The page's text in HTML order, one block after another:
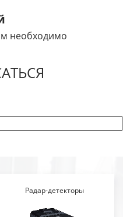
необходимо
Радар-детекторы